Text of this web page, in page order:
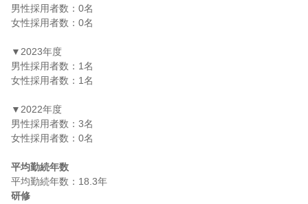
男性採用者数：0名
女性採用者数：0名
▼2023年度
男性採用者数：1名
女性採用者数：1名
▼2022年度
男性採用者数：3名
女性採用者数：0名
平均勤続年数
研修